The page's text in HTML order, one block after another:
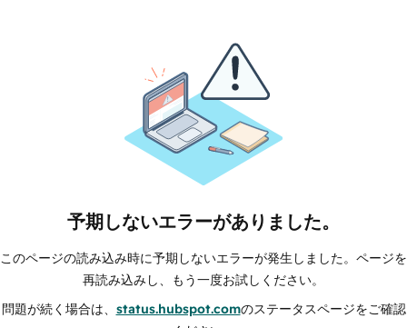
予期しないエラーがありました。
このページの読み込み時に予期しないエラーが発生しました。ページを
再読み込みし、もう一度お試しください。
問題が続く場合は、 status.hubspot.comのステータスページをご確認